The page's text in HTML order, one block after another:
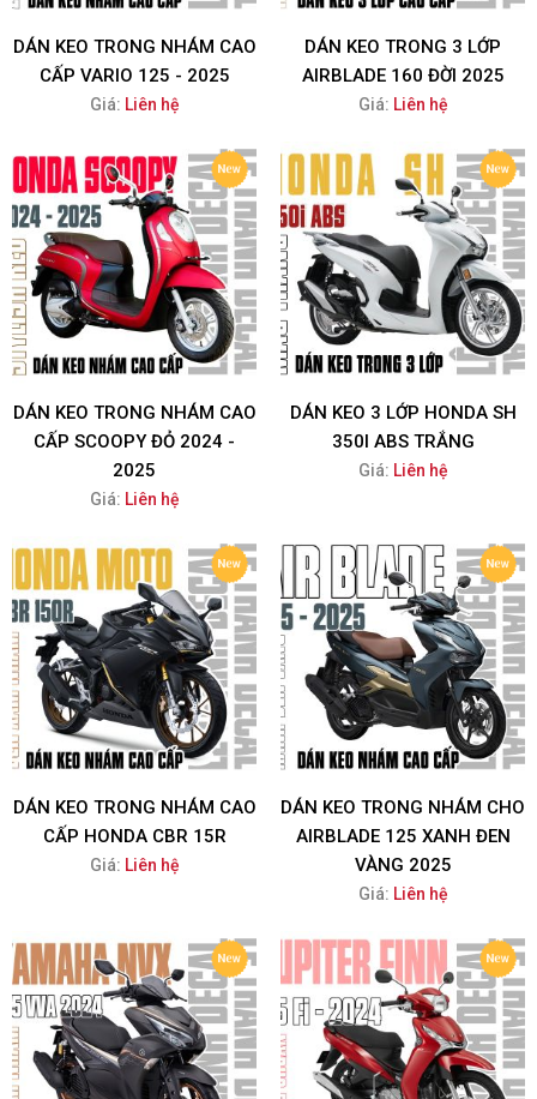
DÁN KEO TRONG NHÁM CAO
CẤP VARIO 125 - 2025
Giá: Liên hệ
DÁN KEO TRONG 3 LỚP
AIRBLADE 160 ĐỜI 2025
Giá: Liên hệ
DÁN KEO TRONG NHÁM CAO
CẤP SCOOPY ĐỎ 2024 -
2025
Giá: Liên hệ
DÁN KEO 3 LỚP HONDA SH
350I ABS TRẮNG
Giá: Liên hệ
DÁN KEO TRONG NHÁM CAO
CẤP HONDA CBR 15R
Giá: Liên hệ
DÁN KEO TRONG NHÁM CHO
AIRBLADE 125 XANH ĐEN
VÀNG 2025
Giá: Liên hệ